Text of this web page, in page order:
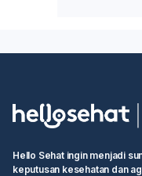
Hello Sehat ingin menjadi
keputusan kesehatan dan